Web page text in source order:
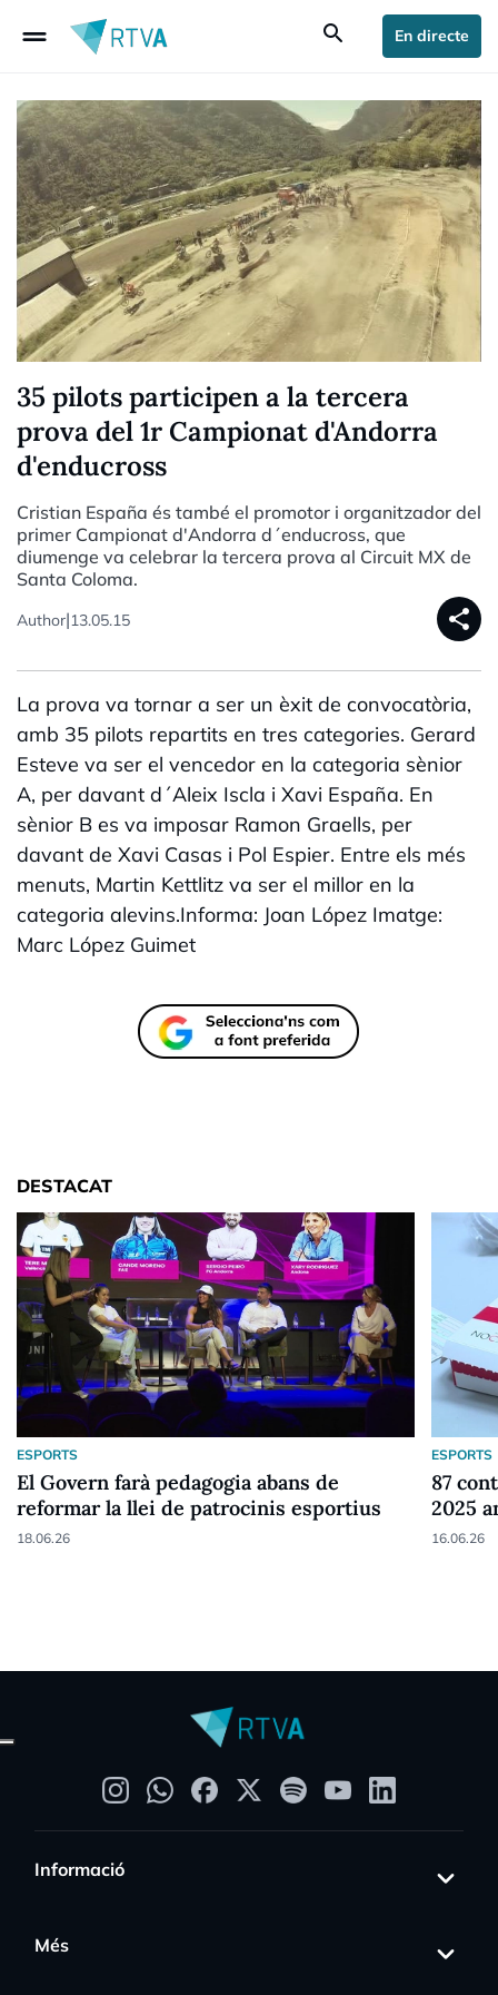
drag_handle search En directe
35 pilots participen a la tercera
prova del 1r Campionat d'Andorra
d'enducross
Cristian España és també el promotor i organitzador del
primer Campionat d'Andorra d´enducross, que
diumenge va celebrar la tercera prova al Circuit MX de
Santa Coloma.
Author|13.05.15 share
La prova va tornar a ser un èxit de convocatòria,
amb 35 pilots repartits en tres categories. Gerard
Esteve va ser el vencedor en la categoria sènior
A, per davant d´Aleix Iscla i Xavi España. En
sènior B es va imposar Ramon Graells, per
davant de Xavi Casas i Pol Espier. Entre els més
menuts, Martin Kettlitz va ser el millor en la
categoria alevins.Informa: Joan López Imatge:
Marc López Guimet
DESTACAT
ESPORTS
El Govern farà pedagogia abans de
reformar la llei de patrocinis esportius
18.06.26
ESPORTS
87
2025
16.06.26
Informació
Més